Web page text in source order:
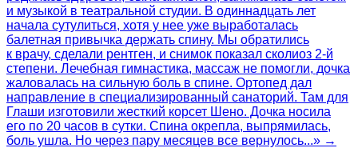
и музыкой в театральной студии. В одиннадцать лет
начала сутулиться, хотя у нее уже выработалась
балетная привычка держать спину. Мы обратились
к врачу, сделали рентген, и снимок показал сколиоз 2-й
степени. Лечебная гимнастика, массаж не помогли, дочка
жаловалась на сильную боль в спине. Ортопед дал
направление в специализированный санаторий. Там для
Глаши изготовили жесткий корсет Шено. Дочка носила
его по 20 часов в сутки. Спина окрепла, выпрямилась,
боль ушла. Но через пару месяцев все вернулось...» →